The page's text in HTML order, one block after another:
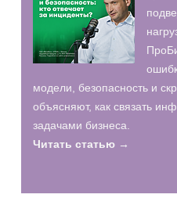
модели, безопасность и
объясняют, как связать
задачами бизнеса.
Читать статью →